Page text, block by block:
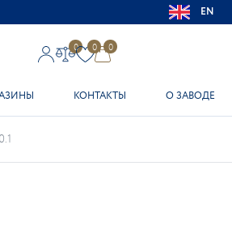
EN
0 0 0
КОНТАКТЫ О ЗАВОДЕ